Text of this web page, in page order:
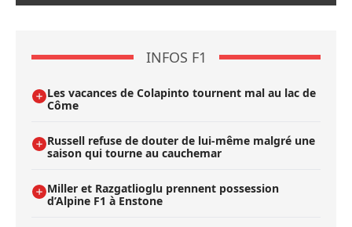
INFOS F1
Les vacances de Colapinto tournent mal au lac de
Côme
Russell refuse de douter de lui-même malgré une
saison qui tourne au cauchemar
Miller et Razgatlioglu prennent possession
d’Alpine F1 à Enstone